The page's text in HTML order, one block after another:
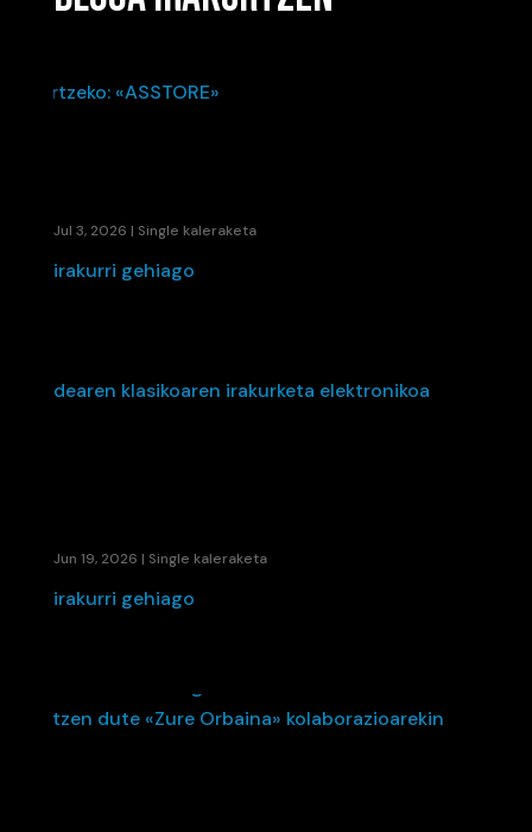
Jul 3, 2026 | Single kaleraketa
irakurri gehiago
Jun 19, 2026 | Single kaleraketa
irakurri gehiago